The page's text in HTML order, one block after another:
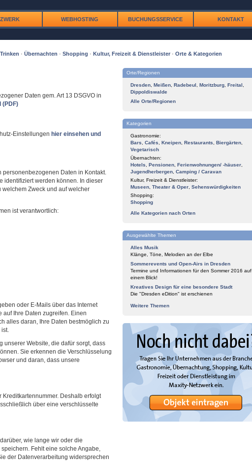
WEBHOSTING BUCHUNGSSERVICE KONTAKT
· Übernachten · Shopping · Kultur, Freizeit & Dienstleister · Orte & Kategorien
Daten gem. Art 13 DSGVO in
(PDF)
Einstellungen hier einsehen und
personenbezogenen Daten in Kontakt.
identifiziert werden können. In dieser
Zweck und auf welcher
ist verantwortlich:
oder E-Mails über das Internet
auf Ihre Daten zugreifen. Einen
alles daran, Ihre Daten bestmöglich zu
ist.
unserer Website, die dafür sorgt, dass
Sie erkennen die Verschlüsselung
und daran, dass unsere
Deshalb erfolgt
über eine verschlüsselte
wie lange wir oder die
Fehlt eine solche Angabe,
der Datenverarbeitung widersprechen
Orte/Regionen
Dresden Meißen Radebeul Moritzburg Freital
Dippoldiswalde
Alle Orte/Regionen
Kategorien
Gastronomie:
Bars
Cafés Kneipen Restaurants Biergärten
Vegetarisch
Übernachten:
Hotels
Pensionen Ferienwohnungen/ -häuser
Jugendherbergen Camping / Caravan
Kultur, Freizeit & Dienstleister:
Museen Theater & Oper Sehenswürdigkeiten
Shopping:
Shopping
Alle Kategorien nach Orten
Ausgewählte Themen
Alles Musik
Klänge, Töne, Melodien an der Elbe
Sommerevents und Open-Airs in Dresden
Termine und Informationen für den Sommer 2016 auf
einem Blick!
Kreatives Design für eine besondere Stadt
Die "Dresden eDition" ist erschienen
Weitere Themen